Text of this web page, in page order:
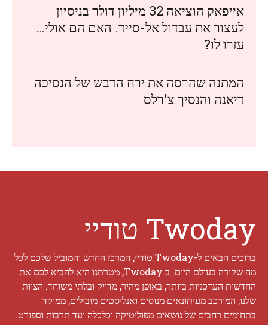
אייפאק הוציאה 32 מיליון דולר בניסיון
לעצור את עבדול אל-סייד. האם הם אולי…
עזרו לו?
המתנה שהרסה את ירח הדבש של הנסיכה
דיאנה והנסיך צ'רלס
Twoday טודיי
ברוכים הבאים ל-Twoday טודיי, המרכז החדש והמוביל שלכם לכל
מה שקורה בעולם היום. ב Twoday, מטרתנו היא להביא לכם את
החדשות העדכניות ביותר, באופן מהיר, מדויק ובלתי משוחד. הצוות
שלנו, המורכב מעיתונאים מנוסים ואנליסטים מובילים, ממוקד
בתחומים רחבים של נושאים מפוליטיקה וכלכלה ועד תרבות וספורט.